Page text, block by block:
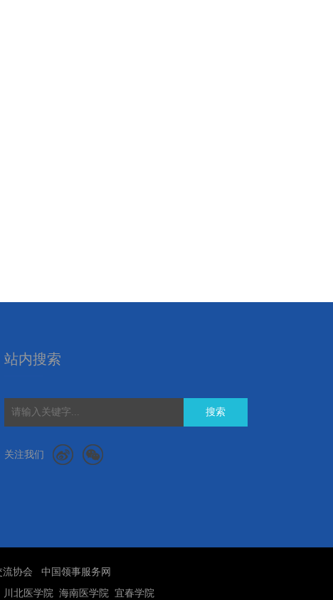
站内搜索
搜索
关注我们
流协会
中国领事服务网
川北医学院 海南医学院 宜春学院